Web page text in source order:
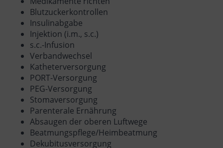
Blutzuckerkontrollen
Insulinabgabe
Injektion (i.m., s.c.)
s.c.-Infusion
Verbandwechsel
Katheterversorgung
PORT-Versorgung
PEG-Versorgung
Stomaversorgung
Parenterale Ernährung
Absaugen der oberen Luftwege
Beatmungspflege/Heimbeatmung
Dekubitusversorgung